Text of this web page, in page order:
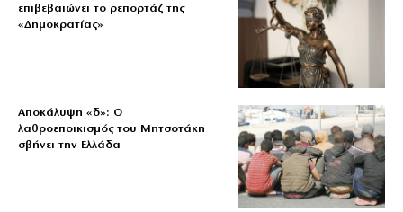
επιβεβαιώνει το ρεπορτάζ της
«Δημοκρατίας»
Αποκάλυψη «δ»: Ο
λαθροεποικισμός του Μητσοτάκη
σβήνει την Ελλάδα